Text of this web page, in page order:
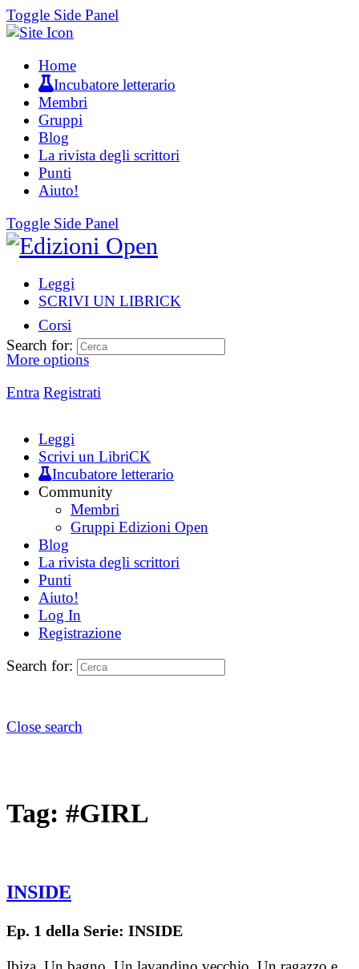
Toggle Side Panel
Home
Incubatore letterario
Membri
Gruppi
Blog
La rivista degli scrittori
Punti
Aiuto!
Toggle Side Panel
Leggi
SCRIVI UN LIBRICK
Corsi
More options
Entra Registrati
Search for:
Leggi
Scrivi un LibriCK
Incubatore letterario
Community
Membri
Gruppi Edizioni Open
Blog
La rivista degli scrittori
Punti
Aiuto!
Log In
Registrazione
Search for:
Close search
Tag: #GIRL
INSIDE
Ep. 1 della Serie: INSIDE